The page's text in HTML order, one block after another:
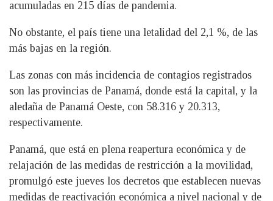
acumuladas en 215 días de pandemia.
No obstante, el país tiene una letalidad del 2,1 %, de las
más bajas en la región.
Las zonas con más incidencia de contagios registrados
son las provincias de Panamá, donde está la capital, y la
aledaña de Panamá Oeste, con 58.316 y 20.313,
respectivamente.
Panamá, que está en plena reapertura económica y de
relajación de las medidas de restricción a la movilidad,
promulgó este jueves los decretos que establecen nuevas
medidas de reactivación económica a nivel nacional y de